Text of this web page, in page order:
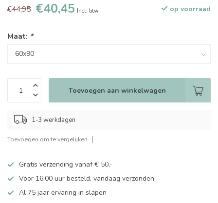
€44,95 €40,45 Incl. btw op voorraad
Maat: *
Toevoegen aan winkelwagen
1-3 werkdagen
Toevoegen om te vergelijken
Gratis verzending vanaf € 50,-
Voor 16:00 uur besteld, vandaag verzonden
Al 75 jaar ervaring in slapen